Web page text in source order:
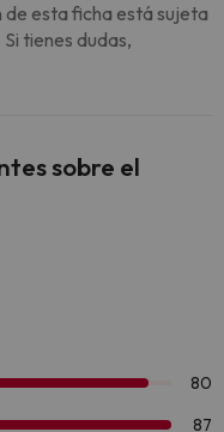
esta ficha está sujeta
tienes dudas,
sobre el